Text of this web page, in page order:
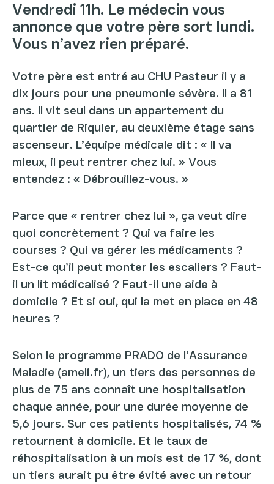
Vendredi 11h. Le médecin vous
annonce que votre père sort lundi.
Vous n’avez rien préparé.
Votre père est entré au CHU Pasteur il y a
dix jours pour une pneumonie sévère. Il a 81
ans. Il vit seul dans un appartement du
quartier de Riquier, au deuxième étage sans
ascenseur. L’équipe médicale dit : « Il va
mieux, il peut rentrer chez lui. » Vous
entendez : « Débrouillez-vous. »
Parce que « rentrer chez lui », ça veut dire
quoi concrètement ? Qui va faire les
courses ? Qui va gérer les médicaments ?
Est-ce qu’il peut monter les escaliers ? Faut-
il un lit médicalisé ? Faut-il une aide à
domicile ? Et si oui, qui la met en place en 48
heures ?
Selon le programme PRADO de l’Assurance
Maladie (ameli.fr), un tiers des personnes de
plus de 75 ans connaît une hospitalisation
chaque année, pour une durée moyenne de
5,6 jours. Sur ces patients hospitalisés, 74 %
retournent à domicile. Et le taux de
réhospitalisation à un mois est de 17 %, dont
un tiers aurait pu être évité avec un retour